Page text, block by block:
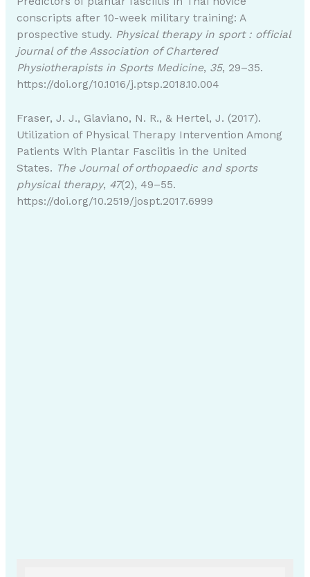
conscripts after 10-week military training: A
prospective study. Physical therapy in sport : official
journal of the Association of Chartered
Physiotherapists in Sports Medicine, 35, 29–35.
https://doi.org/10.1016/j.ptsp.2018.10.004
Fraser, J. J., Glaviano, N. R., & Hertel, J. (2017).
Utilization of Physical Therapy Intervention Among
Patients With Plantar Fasciitis in the United
States. The Journal of orthopaedic and sports
physical therapy, 47(2), 49–55.
https://doi.org/10.2519/jospt.2017.6999